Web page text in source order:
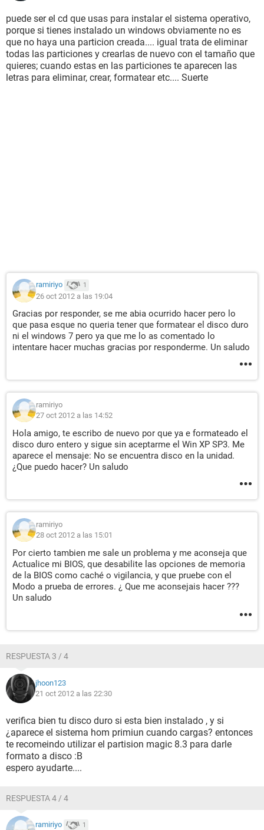
puede ser el cd que usas para instalar el sistema operativo,
porque si tienes instalado un windows obviamente no es
que no haya una particion creada.... igual trata de eliminar
todas las particiones y crearlas de nuevo con el tamaño que
quieres; cuando estas en las particiones te aparecen las
letras para eliminar, crear, formatear etc.... Suerte
ramiriyo 1
26 oct 2012 a las 19:04
Gracias por responder, se me abia ocurrido hacer pero lo
que pasa esque no queria tener que formatear el disco duro
ni el windows 7 pero ya que me lo as comentado lo
intentare hacer muchas gracias por responderme. Un saludo
ramiriyo
27 oct 2012 a las 14:52
Hola amigo, te escribo de nuevo por que ya e formateado el
disco duro entero y sigue sin aceptarme el Win XP SP3. Me
aparece el mensaje: No se encuentra disco en la unidad.
¿Que puedo hacer? Un saludo
ramiriyo
28 oct 2012 a las 15:01
Por cierto tambien me sale un problema y me aconseja que
Actualice mi BIOS, que desabilite las opciones de memoria
de la BIOS como caché o vigilancia, y que pruebe con el
Modo a prueba de errores. ¿ Que me aconsejais hacer ???
Un saludo
RESPUESTA 3 / 4
jhoon123
21 oct 2012 a las 22:30
verifica bien tu disco duro si esta bien instalado , y si
¿aparece el sistema hom primiun cuando cargas? entonces
te recomeindo utilizar el partision magic 8.3 para darle
formato a disco :B
espero ayudarte....
RESPUESTA 4 / 4
ramiriyo 1